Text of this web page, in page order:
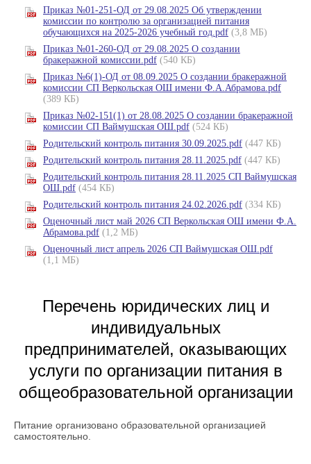
Приказ №01-251-ОД от 29.08.2025 Об утверждении
комиссии по контролю за организацией питания
обучающихся на 2025-2026 учебный год.pdf (3,8 МБ)
Приказ №01-260-ОД от 29.08.2025 О создании
бракеражной комиссии.pdf (540 КБ)
Приказ №6(1)-ОД от 08.09.2025 О создании бракеражной
комиссии СП Веркольская ОШ имени Ф.А.Абрамова.pdf
(389 КБ)
Приказ №02-151(1) от 28.08.2025 О создании бракеражной
комиссии СП Ваймушская ОШ.pdf (524 КБ)
Родительский контроль питания 30.09.2025.pdf (447 КБ)
Родительский контроль питания 28.11.2025.pdf (447 КБ)
Родительский контроль питания 28.11.2025 СП Ваймушская
ОШ.pdf (454 КБ)
Родительский контроль питания 24.02.2026.pdf (334 КБ)
Оценочный лист май 2026 СП Веркольская ОШ имени Ф.А.
Абрамова.pdf (1,2 МБ)
Оценочный лист апрель 2026 СП Ваймушская ОШ.pdf
(1,1 МБ)
Перечень юридических лиц и
индивидуальных
предпринимателей, оказывающих
услуги по организации питания в
общеобразовательной организации
Питание организовано образовательной организацией
самостоятельно.